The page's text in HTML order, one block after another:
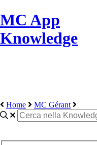
MC App
Knowledge
Home
MC Gérant